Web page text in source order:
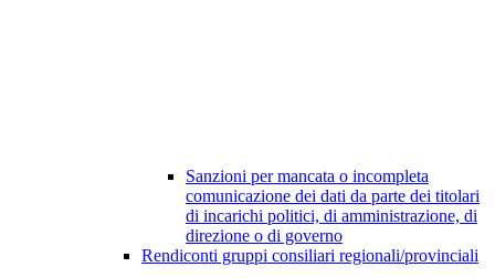
Sanzioni per mancata o incompleta
comunicazione dei dati da parte dei titolari
di incarichi politici, di amministrazione, di
direzione o di governo
Rendiconti gruppi consiliari regionali/provinciali